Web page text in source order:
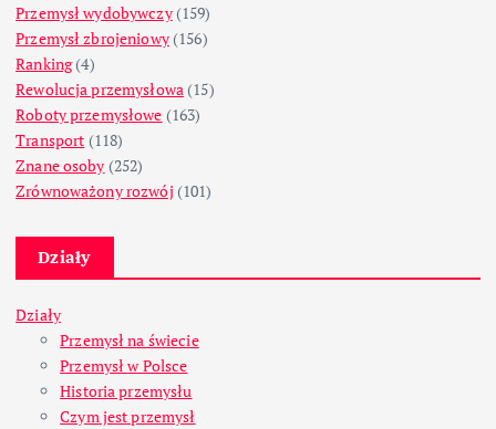
Przemysł wydobywczy(159)
Przemysł zbrojeniowy(156)
Ranking(4)
Rewolucja przemysłowa (15)
Roboty przemysłowe (163)
Transport (118)
Znane osoby (252)
Zrównoważony rozwój (101)
Działy
Działy
Przemysł na świecie
Przemysł w Polsce
Historia przemysłu
Czym jest przemysł